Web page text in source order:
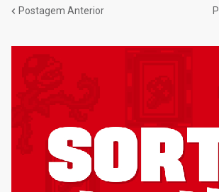
Postagem Anterior